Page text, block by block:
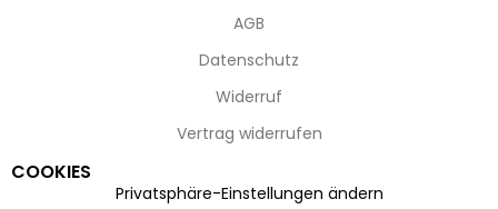
AGB
Datenschutz
Widerruf
Vertrag widerrufen
COOKIES
Privatsphäre-Einstellungen ändern